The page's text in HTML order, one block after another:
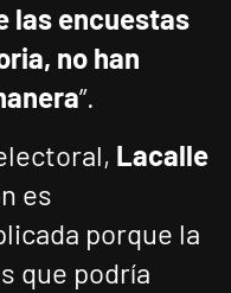
las encuestas
no han
”.
Lacalle
es
porque la
que podría